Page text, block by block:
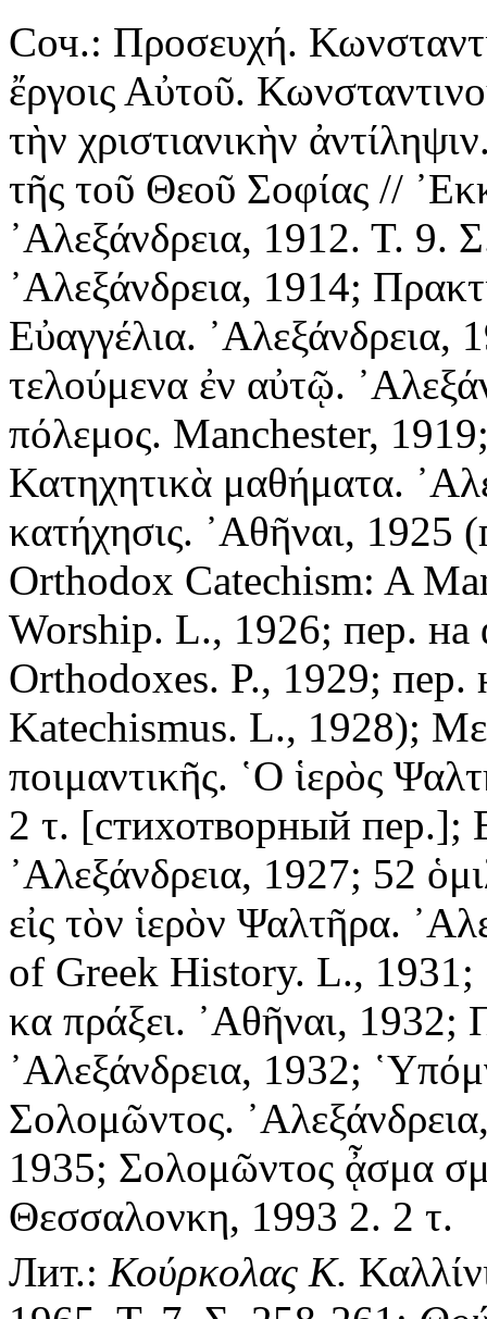
Соч.: Προσευχή.
ἔργοις Αὐτοῦ.
τὴν χριστιανικὴν
τῆς τοῦ Θεοῦ Σοφίας //
᾿Αλεξάνδρεια, 1912. Τ. 9.
᾿Αλεξάνδρεια, 1914;
Εὐαγγέλια. ᾿Αλεξάνδρεια,
τελούμενα ἐν αὐτῷ.
πόλεμος. Manchester,
Κατηχητικὰ μαθήματα.
κατήχησις. ᾿Αθῆναι, 1925
Orthodox Catechism: A
Worship. L., 1926; пер. на
Orthodoxes. P., 1929;
Katechismus. L., 1928);
ποιμαντικῆς. ῾Ο ἱερὸς
2 τ. [стихотворный пер.];
᾿Αλεξάνδρεια, 1927; 52
εἰς τὸν ἱερὸν Ψαλτῆρα.
of Greek History. L., 1931;
κα πράξει. ᾿Αθῆναι, 1932;
᾿Αλεξάνδρεια, 1932;
Σολομῶντος.
1935; Σολομῶντος ᾆσμα
Θεσσαλονκη, 1993 2. 2 τ.
Лит.: Κούρκολας Κ.